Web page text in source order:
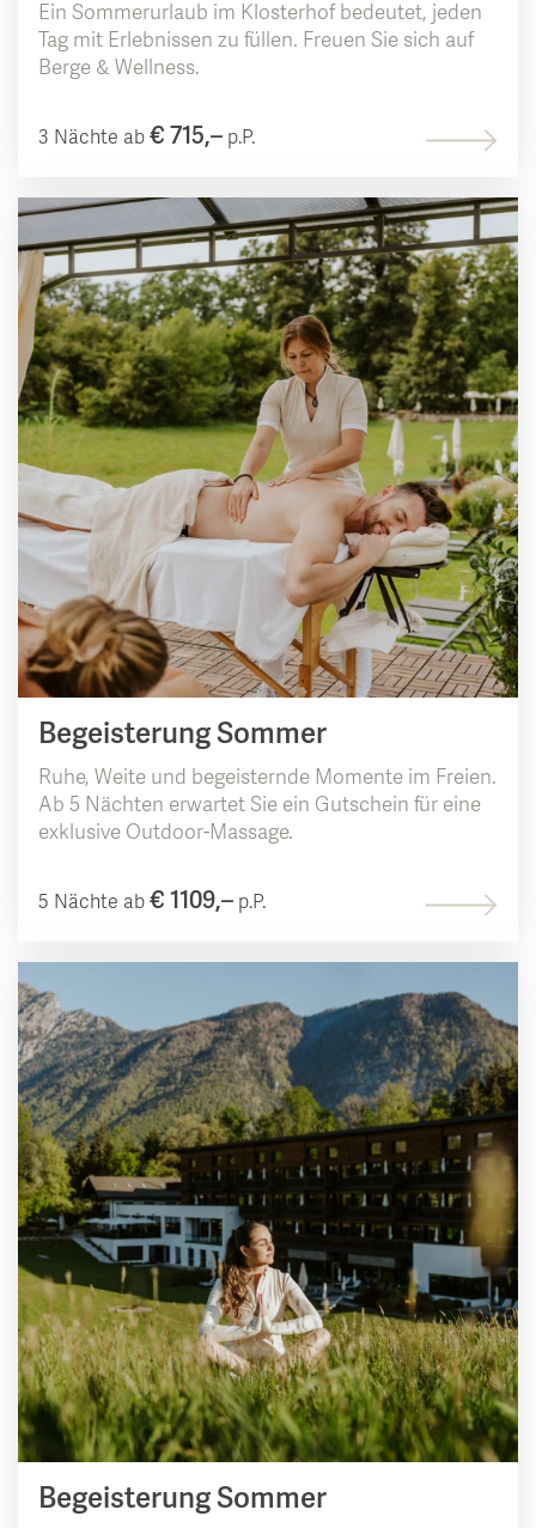
Ein Sommerurlaub im Klosterhof bedeutet, jeden
Tag mit Erlebnissen zu füllen. Freuen Sie sich auf
Berge & Wellness.
3 Nächte ab € 715,– p.P.
Begeisterung Sommer
Ruhe, Weite und begeisternde Momente im Freien.
Ab 5 Nächten erwartet Sie ein Gutschein für eine
exklusive Outdoor-Massage.
5 Nächte ab € 1109,– p.P.
Begeisterung Sommer